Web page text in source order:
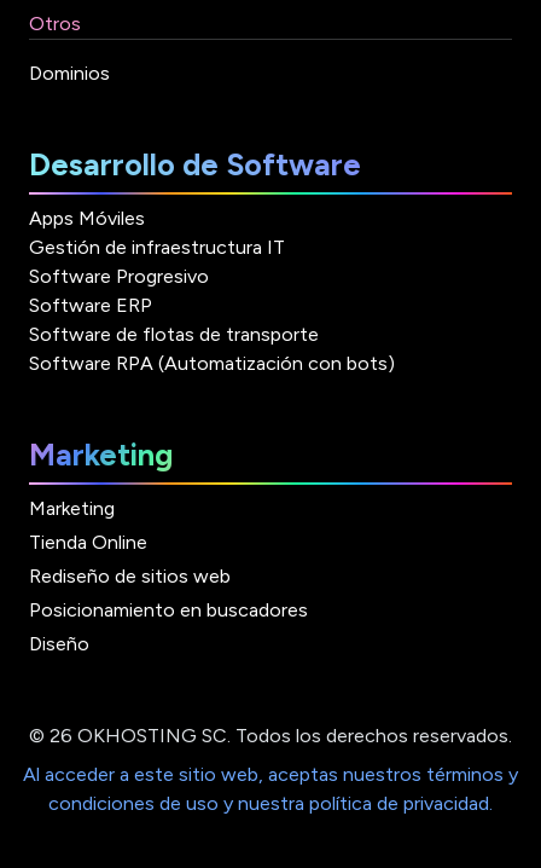
Otros
Dominios
Desarrollo de Software
Apps Móviles
Gestión de infraestructura IT
Software Progresivo
Software ERP
Software de flotas de transporte
Software RPA (Automatización con bots)
Marketing
Marketing
Tienda Online
Rediseño de sitios web
Posicionamiento en buscadores
Diseño
© 26 OKHOSTING SC. Todos los derechos reservados.
Al acceder a este sitio web, aceptas nuestros términos y
condiciones de uso y nuestra política de privacidad.